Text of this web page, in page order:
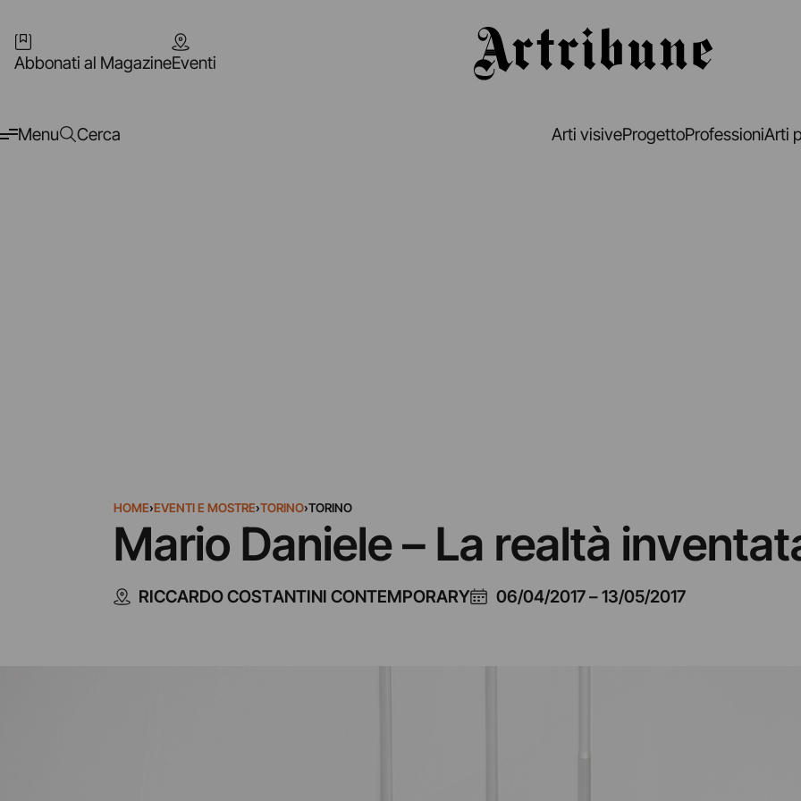
Abbonati al MagazineEventi
Menu Cerca Arti visiveProgettoProfessioniArti
HOME›EVENTI E MOSTRE›TORINO›TORINO
Mario Daniele – La realtà
RICCARDO COSTANTINI CONTEMPORARY 06/04/2017–13/05/2017